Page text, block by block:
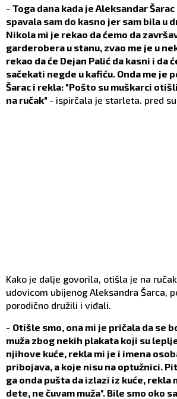
- Toga dana kada je Aleksandar Šarac
spavala sam do kasno jer sam bila u
Nikola mi je rekao da ćemo da
garderobera u stanu, zvao me je u
rekao da će Dejan Palić da kasni i da
sačekati negde u kafiću. Onda me je
Šarac i rekla: "Pošto su muškarci
na ručak" - ispirčala je starleta. pred
Kako je dalje govorila, otišla je na
udovicom ubijenog Aleksandra Šarca,
porodično družili i viđali.
- Otišle smo, ona mi je pričala da se
muža zbog nekih plakata koji su
njihove kuće, rekla mi je i imena
pribojava, a koje nisu na optužnici.
ga onda pušta da izlazi iz kuće, rekla
dete, ne čuvam muža". Bile smo oko